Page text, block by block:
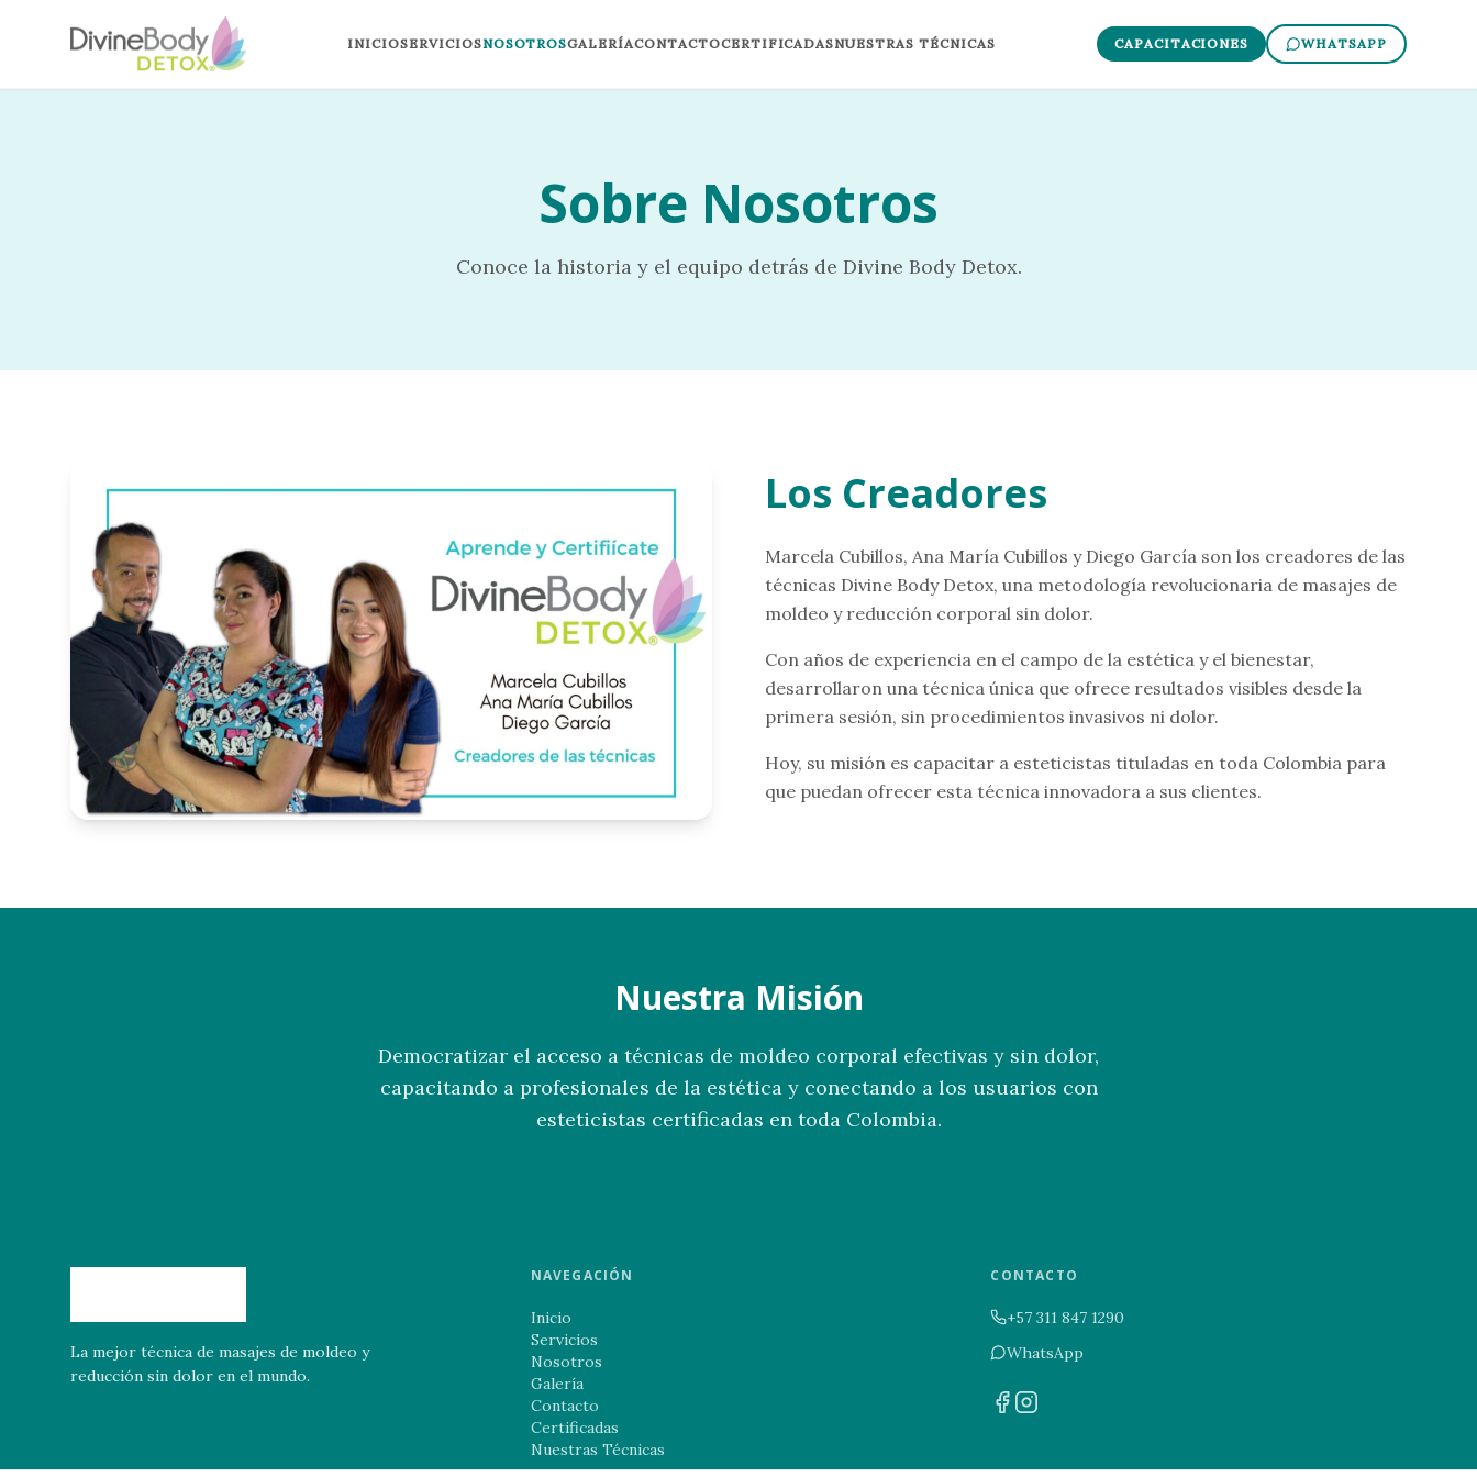
INICIOSERVICIOSNOSOTROSGALERÍACONTACTOCERTIFICADASNUESTRAS TÉCNICAS CAPACITACIONES WHATSAPP
Sobre Nosotros
Conoce la historia y el equipo detrás de Divine Body Detox.
Los Creadores
Marcela Cubillos, Ana María Cubillos y Diego García son los creadores de las
técnicas Divine Body Detox, una metodología revolucionaria de masajes de
moldeo y reducción corporal sin dolor.
Con años de experiencia en el campo de la estética y el bienestar,
desarrollaron una técnica única que ofrece resultados visibles desde la
primera sesión, sin procedimientos invasivos ni dolor.
Hoy, su misión es capacitar a esteticistas tituladas en toda Colombia para
que puedan ofrecer esta técnica innovadora a sus clientes.
Nuestra Misión
Democratizar el acceso a técnicas de moldeo corporal efectivas y sin dolor,
capacitando a profesionales de la estética y conectando a los usuarios con
esteticistas certificadas en toda Colombia.
La mejor técnica de masajes de moldeo y
reducción sin dolor en el mundo.
NAVEGACIÓN
Inicio
Servicios
Nosotros
Galería
Contacto
Certificadas
Nuestras Técnicas
CONTACTO
+57 311 847 1290
WhatsApp